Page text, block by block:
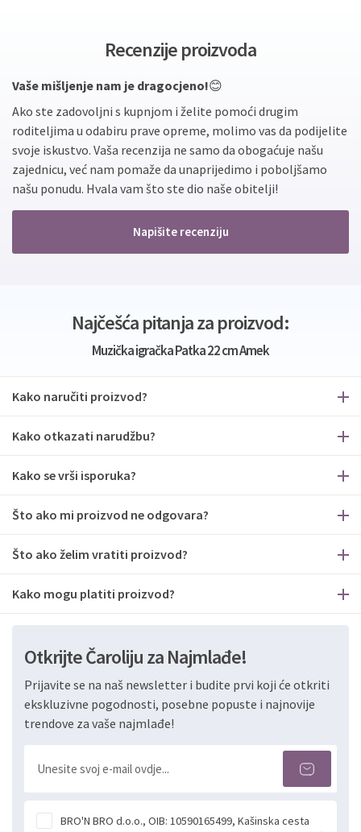
Recenzije proizvoda
Vaše mišljenje nam je dragocjeno!😊
Ako ste zadovoljni s kupnjom i želite pomoći drugim
roditeljima u odabiru prave opreme, molimo vas da podijelite
svoje iskustvo. Vaša recenzija ne samo da obogaćuje našu
zajednicu, već nam pomaže da unaprijedimo i poboljšamo
našu ponudu. Hvala vam što ste dio naše obitelji!
Napišite recenziju
Najčešća pitanja za proizvod:
Muzička igračka Patka 22 cm Amek
Kako naručiti proizvod?
Kako otkazati narudžbu?
Kako se vrši isporuka?
Što ako mi proizvod ne odgovara?
Što ako želim vratiti proizvod?
Kako mogu platiti proizvod?
Otkrijte Čaroliju za Najmlađe!
Prijavite se na naš newsletter i budite prvi koji će otkriti
ekskluzivne pogodnosti, posebne popuste i najnovije
trendove za vaše najmlađe!
BRO'N BRO d.o.o., OIB: 10590165499, Kašinska cesta